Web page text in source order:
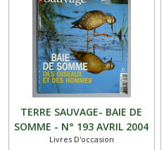
TERRE SAUVAGE- BAIE DE
SOMME - N° 193 AVRIL 2004
Livres D'occasion